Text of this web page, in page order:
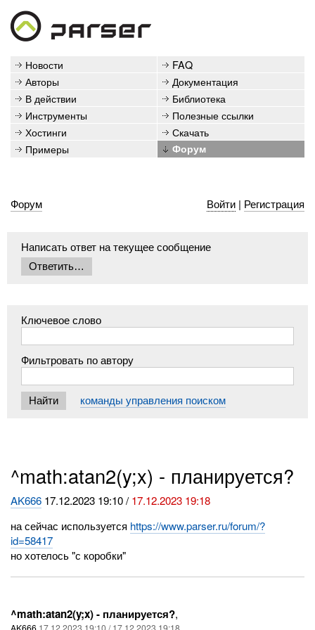
Новости
FAQ
Авторы
Документация
В действии
Библиотека
Инструменты
Полезные ссылки
Хостинги
Скачать
Примеры
Форум
Форум Войти| Регистрация
Написать ответ на текущее сообщение
Ключевое слово
Фильтровать по автору
команды управления поиском
^math:atan2(y;x) - планируется?
AK666 17.12.2023 19:10 /17.12.2023 19:18
на сейчас используется https://www.parser.ru/forum/?
id=58417
но хотелось "с коробки"
^math:atan2(y;x) - планируется?,